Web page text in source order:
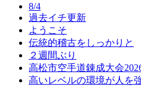
8/4
過去イチ更新
ようこそ
伝統的稽古をしっかりと
２週間ぶり
高松市空手道錬成大会
高いレベルの環境が人を